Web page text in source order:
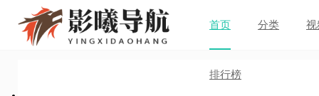
首页 分类 视
排行榜